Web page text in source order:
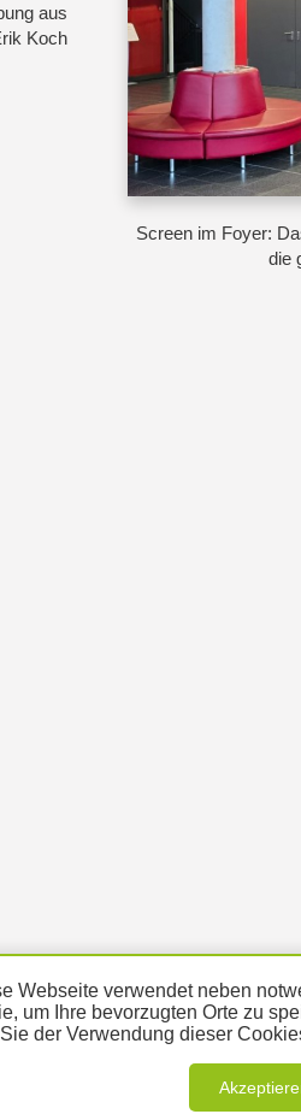
aus
Koch
Screen im Foyer:
die
Webseite verwendet neben
um Ihre bevorzugten Orte zu
Sie der Verwendung dieser